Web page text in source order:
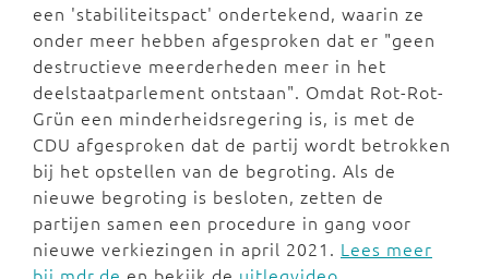
een 'stabiliteitspact' ondertekend, waarin ze
onder meer hebben afgesproken dat er "geen
destructieve meerderheden meer in het
deelstaatparlement ontstaan". Omdat Rot-Rot-
Grün een minderheidsregering is, is met de
CDU afgesproken dat de partij wordt betrokken
bij het opstellen van de begroting. Als de
nieuwe begroting is besloten, zetten de
partijen samen een procedure in gang voor
nieuwe verkiezingen in april 2021. Lees meer